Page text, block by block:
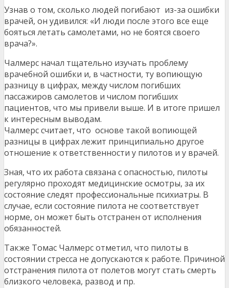
Узнав о том, сколько людей погибают из-за ошибки
врачей, он удивился: «И люди после этого все еще
бояться летать самолетами, но не боятся своего
врача?».
Чалмерс начал тщательно изучать проблему
врачебной ошибки и, в частности, ту вопиющую
разницу в цифрах, между числом погибших
пассажиров самолетов и числом погибших
пациентов, что мы привели выше. И в итоге пришел
к интересным выводам.
Чалмерс считает, что основе такой вопиющей
разницы в цифрах лежит принципиально другое
отношение к ответственности у пилотов и у врачей.
Зная, что их работа связана с опасностью, пилоты
регулярно проходят медицинские осмотры, за их
состояние следят профессиональные психиатры. В
случае, если состояние пилота не соответствует
норме, он может быть отстранен от исполнения
обязанностей.
Также Томас Чалмерс отметил, что пилоты в
состоянии стресса не допускаются к работе. Причиной
отстранения пилота от полетов могут стать смерть
близкого человека, развод и пр.